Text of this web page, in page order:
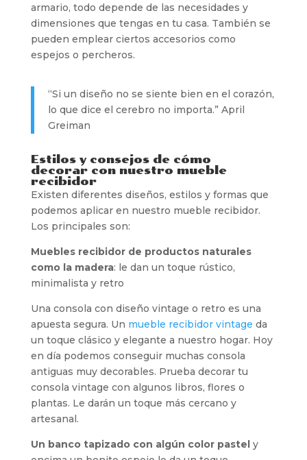
armario, todo depende de las necesidades y
dimensiones que tengas en tu casa. También se
pueden emplear ciertos accesorios como
espejos o percheros.
“Si un diseño no se siente bien en el corazón,
lo que dice el cerebro no importa.” April
Greiman
Estilos y consejos de cómo
decorar con nuestro mueble
recibidor
Existen diferentes diseños, estilos y formas que
podemos aplicar en nuestro mueble recibidor.
Los principales son:
Muebles recibidor de productos naturales
como la madera: le dan un toque rústico,
minimalista y retro
Una consola con diseño vintage o retro es una
apuesta segura. Un mueble recibidor vintage da
un toque clásico y elegante a nuestro hogar. Hoy
en día podemos conseguir muchas consola
antiguas muy decorables. Prueba decorar tu
consola vintage con algunos libros, flores o
plantas. Le darán un toque más cercano y
artesanal.
Un banco tapizado con algún color pastely